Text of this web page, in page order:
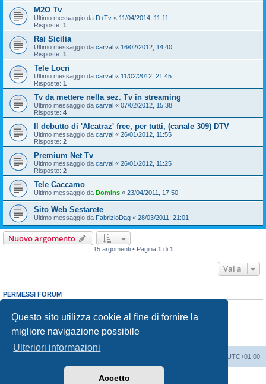
Questo sito utilizza cookie al fine di fornire la
migliore navigazione possibile
Ulteriori informazioni
Accetto
M2O Tv
Ultimo messaggio da D+Tv « 11/04/2014, 11:11
Risposte: 1
Rai Sicilia
Ultimo messaggio da carval « 16/02/2012, 14:40
Risposte: 1
Tele Locri
Ultimo messaggio da carval « 11/02/2012, 21:45
Risposte: 1
Tv da mettere nella sez. Tv in streaming
Ultimo messaggio da carval « 07/02/2012, 15:38
Risposte: 4
Il debutto di 'Alcatraz' free, per tutti, (canale 309) DTV
Ultimo messaggio da carval « 26/01/2012, 11:55
Risposte: 2
Premium Net Tv
Ultimo messaggio da carval « 26/01/2012, 11:25
Risposte: 2
Tele Caccamo
Ultimo messaggio da Domins « 23/04/2011, 17:50
Sito Web Sestarete
Ultimo messaggio da FabrizioDag « 28/03/2011, 21:01
Nuovo argomento
15 argomenti • Pagina 1 di 1
Vai a
PERMESSI FORUM
Non puoirispondere negli argomenti
Non puoimodificare i tuoi messaggi
Non puoicancellare i tuoi messaggi
Non puoi
inviare allegati
UTC+01:00
phpBB® Forum Software © phpBB Limited